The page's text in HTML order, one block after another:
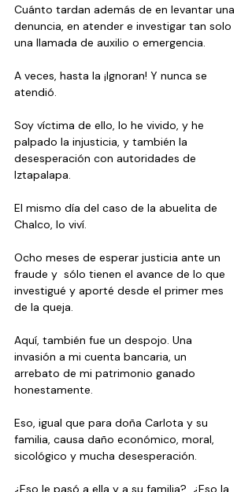
Cuánto tardan además de en levantar una
denuncia, en atender e investigar tan solo
una llamada de auxilio o emergencia.
A veces, hasta la ¡Ignoran! Y nunca se
atendió.
Soy víctima de ello, lo he vivido, y he
palpado la injusticia, y también la
desesperación con autoridades de
Iztapalapa.
El mismo día del caso de la abuelita de
Chalco, lo viví.
Ocho meses de esperar justicia ante un
fraude y  sólo tienen el avance de lo que
investigué y aporté desde el primer mes
de la queja.
Aquí, también fue un despojo. Una
invasión a mi cuenta bancaria, un
arrebato de mi patrimonio ganado
honestamente.
Eso, igual que para doña Carlota y su
familia, causa daño económico, moral,
sicológico y mucha desesperación.
¿Eso le pasó a ella y a su familia?  ¿Eso la